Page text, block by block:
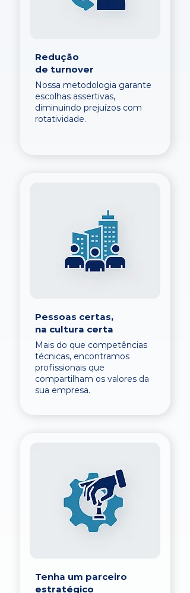
Redução
de turnover
Nossa metodologia garante
escolhas assertivas,
diminuindo prejuízos com
rotatividade.
Pessoas certas,
na cultura certa
Mais do que competências
técnicas, encontramos
profissionais que
compartilham os valores da
sua empresa.
Tenha um parceiro
estratégico